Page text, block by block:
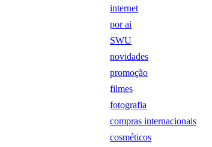
internet
por ai
SWU
novidades
promoção
filmes
fotografia
compras internacionais
cosméticos